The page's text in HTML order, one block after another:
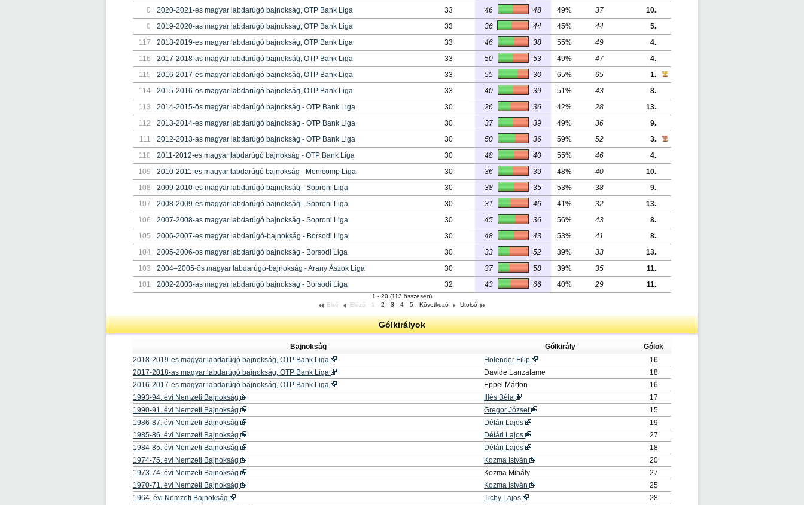
0
2020-2021-es magyar labdarúgó bajnokság, OTP Bank Liga 33 46 48 49% 37
10.
0
2019-2020-as magyar labdarúgó bajnokság, OTP Bank Liga 33 36 44 45% 44
5.
117
2018-2019-es magyar labdarúgó bajnokság, OTP Bank Liga 33 46 38 55% 49
4.
116
2017-2018-as magyar labdarúgó bajnokság, OTP Bank Liga 33 50 53 49% 47
4.
115
2016-2017-es magyar labdarúgó bajnokság, OTP Bank Liga 33 55 30 65% 65
1.
114
2015-2016-os magyar labdarúgó bajnokság, OTP Bank Liga 33 40 39 51% 43
8.
113
2014-2015-ös magyar labdarúgó bajnokság - OTP Bank Liga 30 26 36 42% 28
13.
112
2013-2014-es magyar labdarúgó bajnokság - OTP Bank Liga 30 37 39 49% 36
9.
111
2012-2013-as magyar labdarúgó bajnokság - OTP Bank Liga 30 50 36 59% 52
3.
110
2011-2012-es magyar labdarúgó bajnokság - OTP Bank Liga 30 48 40 55% 46
4.
109
2010-2011-es magyar labdarúgó bajnokság - Monicomp Liga 30 36 39 48% 40
10.
108
2009-2010-es magyar labdarúgó bajnokság - Soproni Liga 30 38 35 53% 38
9.
107
2008-2009-es magyar labdarúgó bajnokság - Soproni Liga 30 31 46 41% 32
13.
106
2007-2008-as magyar labdarúgó bajnokság - Soproni Liga 30 45 36 56% 43
8.
105
2006-2007-es magyar labdarúgó-bajnokság - Borsodi Liga 30 48 43 53% 41
8.
104
2005-2006-os magyar labdarúgó bajnokság - Borsodi Liga 30 33 52 39% 33
13.
103
2004–2005-ös magyar labdarúgó-bajnokság - Arany Ászok Liga 30 37 58 39% 35
11.
101
2002-2003-as magyar labdarúgó bajnokság - Borsodi Liga 32 43 66 40% 29 11.
1 - 20 (113 összesen)
Első
Előző 1 2 3 4 5 Következő Utolsó
Gólkirályok
Bajnokság Gólkirály
Gólok
2018-2019-es magyar labdarúgó bajnokság, OTP Bank Liga
Holender Filip
16
2017-2018-as magyar labdarúgó bajnokság, OTP Bank Liga
Davide Lanzafame
18
2016-2017-es magyar labdarúgó bajnokság, OTP Bank Liga
Eppel Márton
16
1993-94. évi Nemzeti Bajnokság
Illés Béla
17
1990-91. évi Nemzeti Bajnokság
Gregor József
15
1986-87. évi Nemzeti Bajnokság
Détári Lajos
19
1985-86. évi Nemzeti Bajnokság
Détári Lajos
27
1984-85. évi Nemzeti Bajnokság
Détári Lajos
18
1974-75. évi Nemzeti Bajnokság
Kozma István
20
1973-74. évi Nemzeti Bajnokság
Kozma Mihály
27
1970-71. évi Nemzeti Bajnokság
Kozma István
25
1964. évi Nemzeti Bajnokság
Tichy Lajos
28